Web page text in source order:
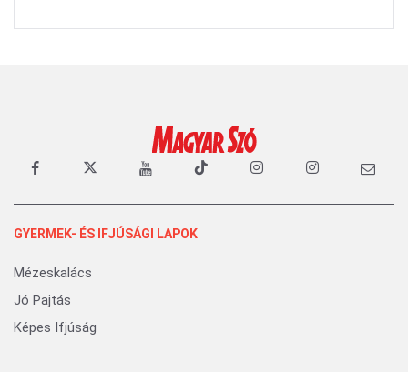
GYERMEK- ÉS IFJÚSÁGI LAPOK
Mézeskalács
Jó Pajtás
Képes Ifjúság